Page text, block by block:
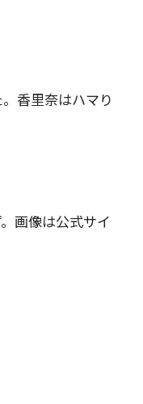
香里奈はハマり
画像は公式サイ